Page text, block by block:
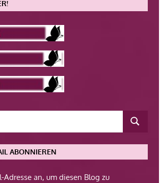
ABONNIEREN
Adresse an, um diesen Blog zu